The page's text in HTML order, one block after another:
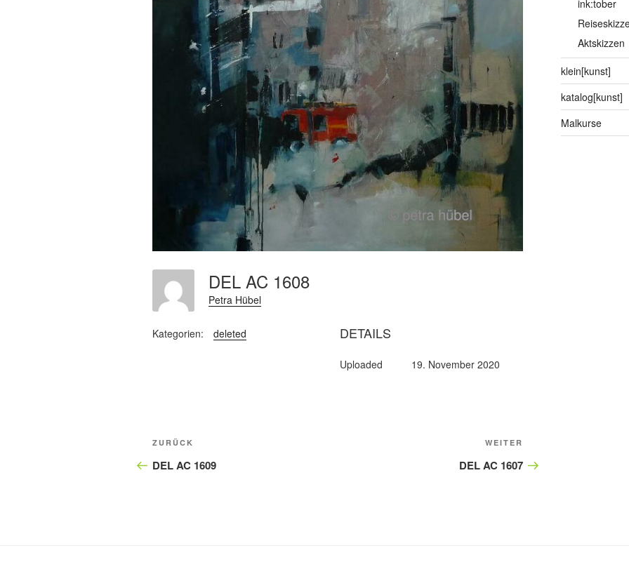
DEL AC 1608
Petra Hübel
Kategorien: deleted DETAILS
Uploaded 19. November 2020
Beitragsnavigation
Vorheriger
Beitrag
ZURÜCK
DEL AC 1609
Beitrag
WEITER
DEL AC 1607
ink:tober
Aktskizzen
klein[kunst]
katalog[kunst]
Malkurse